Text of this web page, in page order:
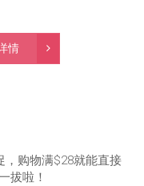
情
，购物满$28就能直接
拔啦！